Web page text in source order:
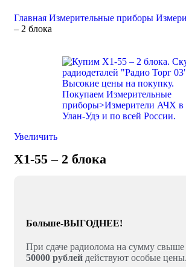
Поиск
Главная Измерительные приборы
– 2 блока
Увеличить
X1-55 – 2 блока
Больше-ВЫГОДНЕЕ!
При сдаче радиолома на сумму свыше
50000 рублей действуют особые цены.